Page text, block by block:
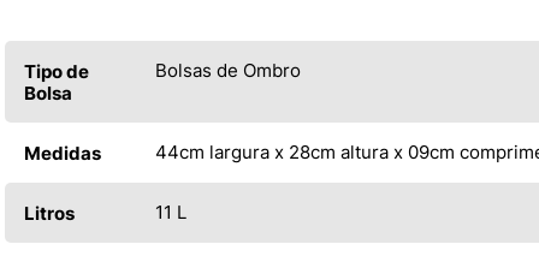
Tipo de
Bolsa
Bolsas de Ombro
Medidas 44cm largura x 28cm altura x 09cm
Litros 11 L